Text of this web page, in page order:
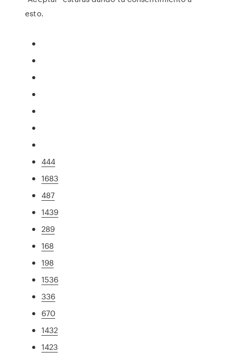
esto.
444
1683
487
1439
289
168
198
1536
336
670
1432
1423